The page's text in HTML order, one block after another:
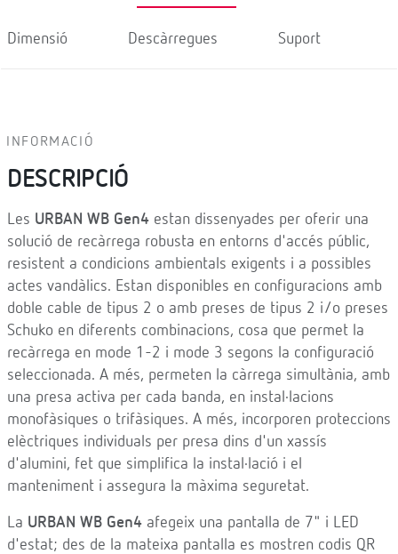
Dimensió Descàrregues Suport
INFORMACIÓ
DESCRIPCIÓ
Les URBAN WB Gen4 estan dissenyades per oferir una
solució de recàrrega robusta en entorns d'accés públic,
resistent a condicions ambientals exigents i a possibles
actes vandàlics. Estan disponibles en configuracions amb
doble cable de tipus 2 o amb preses de tipus 2 i/o preses
Schuko en diferents combinacions, cosa que permet la
recàrrega en mode 1-2 i mode 3 segons la configuració
seleccionada. A més, permeten la càrrega simultània, amb
una presa activa per cada banda, en instal·lacions
monofàsiques o trifàsiques. A més, incorporen proteccions
elèctriques individuals per presa dins d'un xassís
d'alumini, fet que simplifica la instal·lació i el
manteniment i assegura la màxima seguretat.
La URBAN WB Gen4 afegeix una pantalla de 7" i LED
d'estat; des de la mateixa pantalla es mostren codis QR